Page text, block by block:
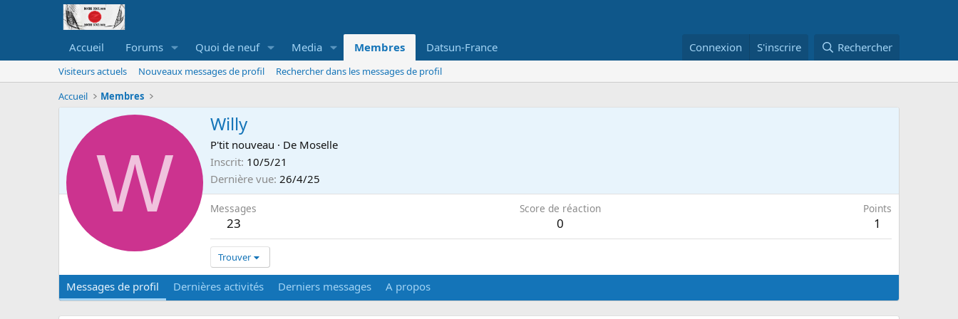
Accueil Forums Quoi de neuf Media Membres Datsun-France Connexion S'inscrire Rechercher
Visiteurs actuels Nouveaux messages de profil
Rechercher dans les messages de profil
Accueil
Membres
W
Willy
P'tit nouveau · De Moselle
Inscrit 10/5/21
Dernière vue 26/4/25
Messages
23
Score de réaction
0
Points
1
Trouver
Messages de profil Dernières activités Derniers messages A propos